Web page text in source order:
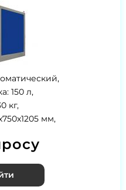
150 л,
кг,
мм,